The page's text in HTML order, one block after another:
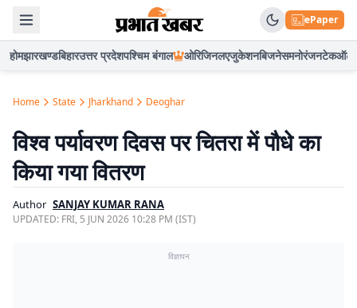
ePaper
होमझारखण्डबिहारउत्तर प्रदेशपश्चिम बंगाल ओरिजिनलएजुकेशनबिजनेसमनोरंजनटेकऑटो
Home State Jharkhand Deoghar
विश्व पर्यावरण दिवस पर चितरा में पौधे का
किया गया वितरण
Author SANJAY KUMAR RANA
UPDATED: FRI, 5 JUN 2026 10:28 PM (IST)
विज्ञापन